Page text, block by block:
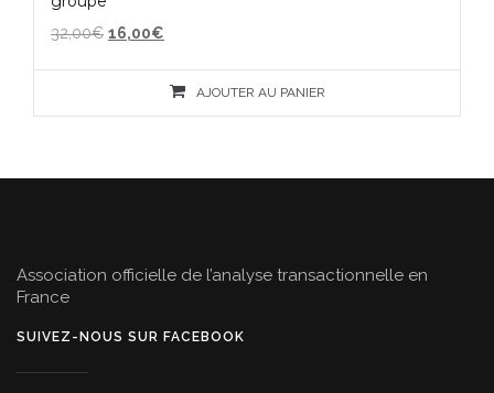
32,00€ Le
initial
16,00€
actuel
est :
AJOUTER AU PANIER
Association officielle de l’analyse transactionnelle en
France
SUIVEZ-NOUS SUR FACEBOOK